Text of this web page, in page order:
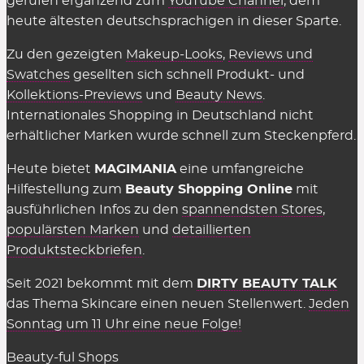
in den Shops selbst muss man nichts dafür
genannte Einschränkungen wie der
Mindestbestellwert oder shop-individuelle
Ausnahmen.
Wir können die Übersicht anbieten und täglich
vermittelte Verkäufe eine Provision zahlen,
insofern einige Kriterien eingehalten werden.
Diese Kosten sind Teil des üblichen Marketing-
Budgets und werden nicht auf den Preis
aufgeschlagen (Stichwort: Affiliate-Marketing).
Gelten Rabattcodes für alles in den
Beauty Shops?
Fast.Gutscheinkarten, Bücher, Magazine sowie
heute ältesten deutschsprachigen in dieser Sparte.
Zu den gezeigten Makeup-Looks, Reviews und
Swatches gesellten sich schnell Produkt- und
Kollektions-Previews und Beauty News.
Internationales Shopping in Deutschland nicht
erhältlicher Marken wurde schnell zum Steckenpferd.
Heute bietet MAGIMANIAeine umfangreiche
Hilfestellung zum Beauty Shopping Online mit
ausführlichen Infos zu den spannendsten Stores,
populärsten Marken und detaillierten
Produktsteckbriefen.
Seit 2021 bekommt mit dem DIRTY BEAUTY TALK
das Thema Skincare einen neuen Stellenwert. Jeden
Sonntag um 11 Uhr eine neue Folge!
Beauty-ful Shops